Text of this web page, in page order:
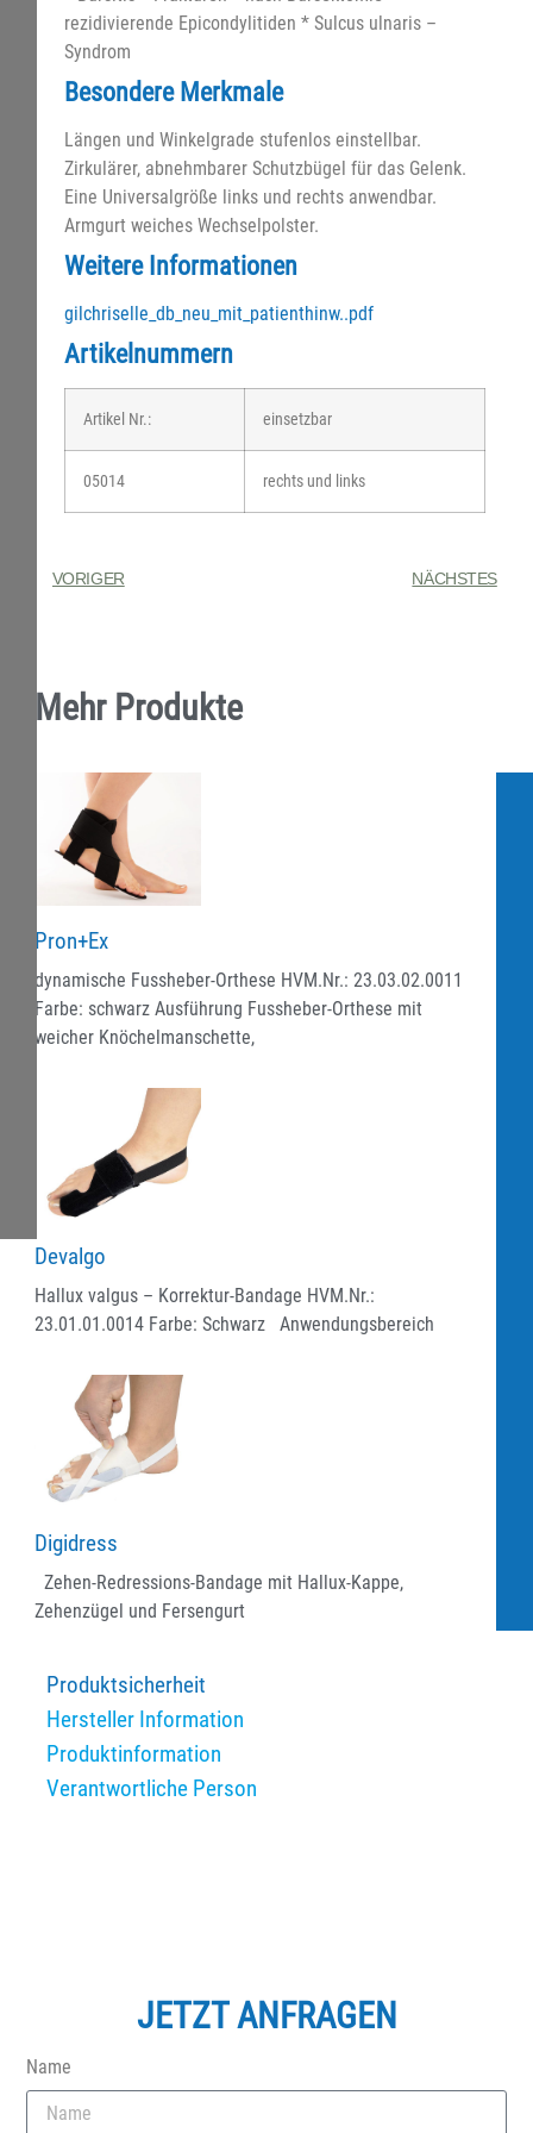
rezidivierende Epicondylitiden * Sulcus ulnaris –
Syndrom
Besondere Merkmale
Längen und Winkelgrade stufenlos einstellbar.
Zirkulärer, abnehmbarer Schutzbügel für das Gelenk.
Eine Universalgröße links und rechts anwendbar.
Armgurt weiches Wechselpolster.
Weitere Informationen
gilchriselle_db_neu_mit_patienthinw..pdf
Artikelnummern
Artikel Nr.: einsetzbar
05014 rechts und links
VORIGER NÄCHSTES
Mehr Produkte
Pron+Ex
dynamische Fussheber-Orthese HVM.Nr.: 23.03.02.0011
Farbe: schwarz Ausführung Fussheber-Orthese mit
weicher Knöchelmanschette,
Devalgo
Hallux valgus – Korrektur-Bandage HVM.Nr.:
23.01.01.0014 Farbe: Schwarz Anwendungsbereich
Digidress
Zehen-Redressions-Bandage mit Hallux-Kappe,
Zehenzügel und Fersengurt
Produktsicherheit
Hersteller Information
Produktinformation
Verantwortliche Person
JETZT ANFRAGEN
Name